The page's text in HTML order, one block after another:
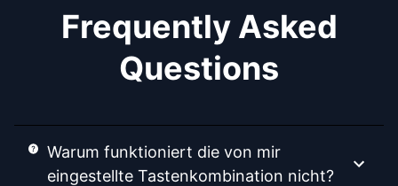
Frequently Asked
Questions
Warum funktioniert die von mir
eingestellte Tastenkombination nicht?